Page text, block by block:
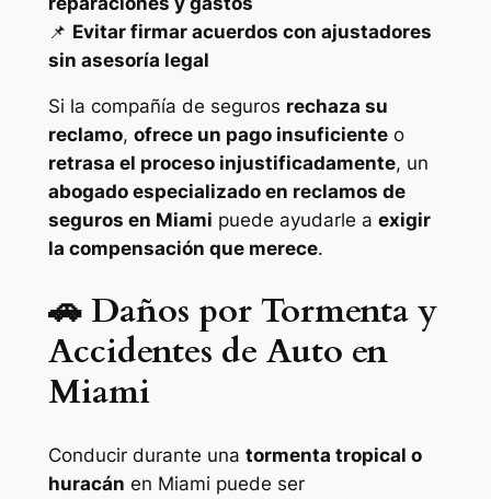
📌 Evitar firmar acuerdos con ajustadores
sin asesoría legal
Si la compañía de seguros rechaza su
reclamo, ofrece un pago insuficienteo
retrasa el proceso injustificadamente, un
abogado especializado en reclamos de
seguros en Miami puede ayudarle a exigir
la compensación que merece.
🚗 Daños por Tormenta y
Accidentes de Auto en
Miami
Conducir durante una tormenta tropical o
huracán en Miami puede ser